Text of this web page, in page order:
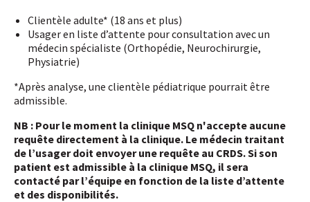
Clientèle adulte* (18 ans et plus)
Usager en liste d’attente pour consultation avec un
médecin spécialiste (Orthopédie, Neurochirurgie,
Physiatrie)
*Après analyse, une clientèle pédiatrique pourrait être
admissible.
NB : Pour le moment la clinique MSQ n'accepte aucune
requête directement à la clinique. Le médecin traitant
de l’usager doit envoyer une requête au CRDS. Si son
patient est admissible à la clinique MSQ, il sera
contacté par l’équipe en fonction de la liste d’attente
et des disponibilités.